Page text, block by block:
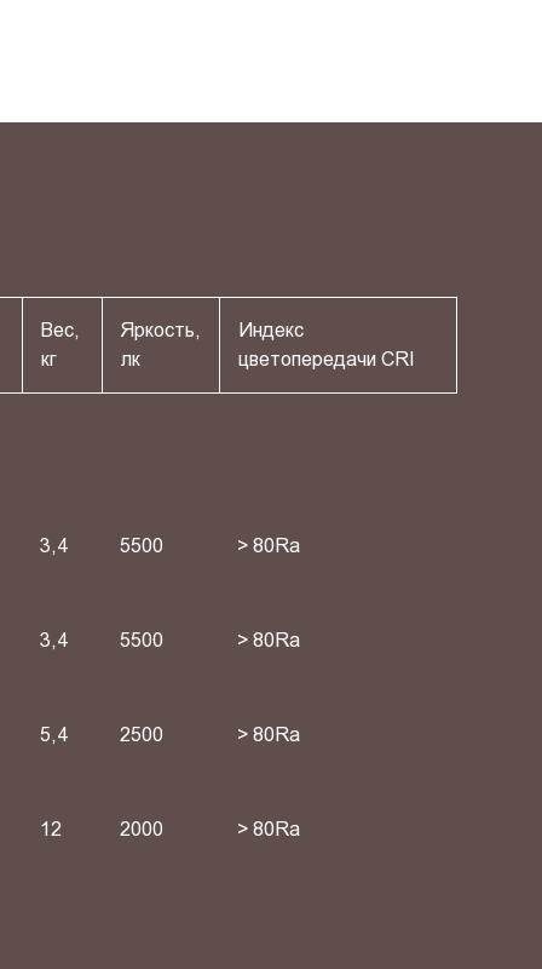
Вес,
кг
Яркость,
лк
Индекс
цветопередачи СRI
3,4 5500 > 80Ra
3,4 5500 > 80Ra
5,4 2500 > 80Ra
12 2000 > 80Ra